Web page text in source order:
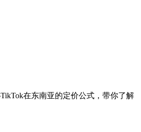
在东南亚的定价公式，带你了解